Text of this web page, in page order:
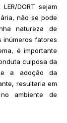
DORT sejam
não se pode
natureza de
inúmeros fatores
é importante
culposa da
a adoção da
resultaria em
ambiente de